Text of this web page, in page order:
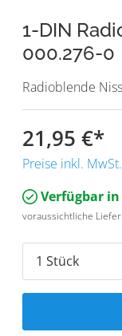
1-DIN
000.276-0
Radioblende
21,95 €*
Preise inkl.
Verfügbar in
voraussichtliche